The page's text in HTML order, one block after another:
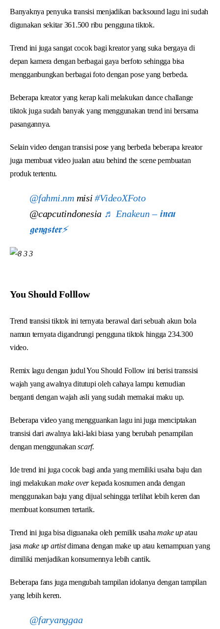
Banyaknya penyuka transisi menjadikan backsound lagu ini sudah
digunakan sekitar 361.500 ribu pengguna tiktok.
Trend ini juga sangat cocok bagi kreator yang suka bergaya di
depan kamera dengan berbagai gaya berfoto sehingga bisa
mengganbungkan berbagai foto dengan pose yang berbeda.
Beberapa kreator yang kerap kali melakukan dance challange
tiktok juga sudah banyak yang menggunakan trend ini bersama
pasangannya.
Selain video dengan transisi pose yang berbeda beberapa kreator
juga membuat video jualan atau behind the scene pembuatan
produk tertentu.
@fahmi.nmmisi#VideoXFoto
@capcutindonesia ♬ Enakeun – 𝖎𝖓𝖈𝖚
𝖌𝖊𝖓𝖌𝖘𝖙𝖊𝖗⚡️
You Should Folllow
Trend transisi tiktok ini ternyata berawal dari sebuah akun bola
namun ternyata digandrungi pengguna tiktok hingga 234.300
video.
Remix lagu dengan judul You Should Follow ini berisi transsisi
wajah yang awalnya ditutupi oleh cahaya lampu kemudian
berganti dengan wajah asli yang sudah memakai maku up.
Beberapa video yang mengguankan lagu ini juga menciptakan
transisi dari awalnya laki-laki biasa yang berubah penampilan
dengan menggunakanscarf.
Ide trend ini juga cocok bagi anda yang memiliki usaha baju dan
ingi melakukanmake overkepada kosnumen anda dengan
menggunakan baju yang dijual sehingga terlihat lebih keren dan
membuat konsumen tertarik.
Trend ini juga bisa diguanaka oleh pemilik usahamake upatau
jasa make up artistdimana dengan make up atau kemampuan yang
dimiliki menjadikan konsumennya lebih cantik.
Beberapa fans juga mengubah tampilan idolanya dengan tampilan
yang lebih keren.
@faryanggaa